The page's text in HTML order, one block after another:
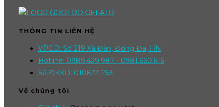
THÔNG TIN LIÊN HỆ
VPGD: Số 219 Xã Đàn, Đống Đa, HN
Hotline: 0989.429.987 - 0981.660.616
Số ĐKKD: 0106221263
Về chúng tôi